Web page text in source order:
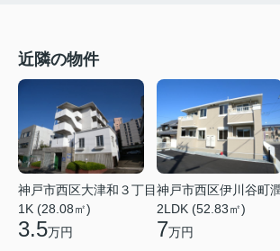
近隣の物件
神戸市西区大津和３丁目
1K (28.08㎡)
3.5万円
神戸市西区伊川谷町
2LDK (52.83㎡)
7万円